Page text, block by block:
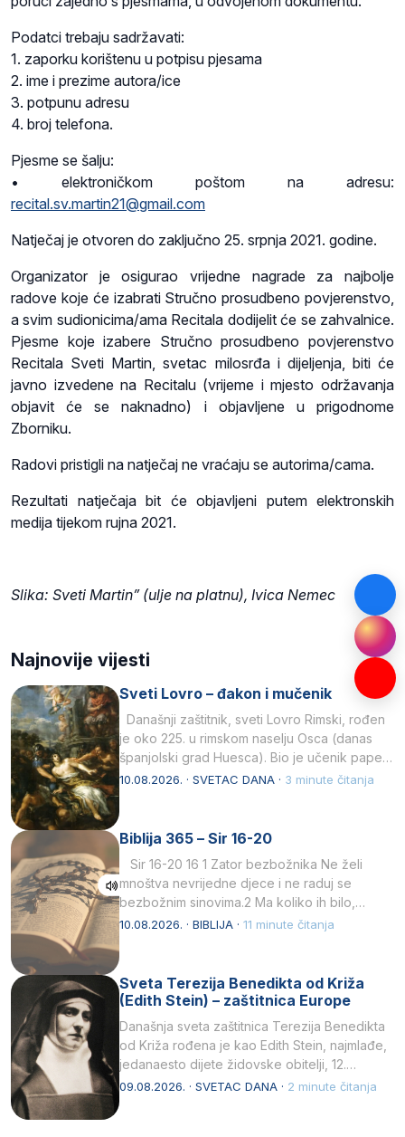
Podatci trebaju sadržavati:
1. zaporku korištenu u potpisu pjesama
2. ime i prezime autora/ice
3. potpunu adresu
4. broj telefona.
Pjesme se šalju:
• elektroničkom poštom na adresu:
recital.sv.martin21@gmail.com
Natječaj je otvoren do zaključno 25. srpnja 2021. godine.
Organizator je osigurao vrijedne nagrade za najbolje
radove koje će izabrati Stručno prosudbeno povjerenstvo,
a svim sudionicima/ama Recitala dodijelit će se zahvalnice.
Pjesme koje izabere Stručno prosudbeno povjerenstvo
Recitala Sveti Martin, svetac milosrđa i dijeljenja, biti će
javno izvedene na Recitalu (vrijeme i mjesto održavanja
objavit će se naknadno) i objavljene u prigodnome
Zborniku.
Radovi pristigli na natječaj ne vraćaju se autorima/cama.
Rezultati natječaja bit će objavljeni putem elektronskih
medija tijekom rujna 2021.
Slika: Sveti Martin” (ulje na platnu), Ivica Nemec
Najnovije vijesti
Sveti Lovro – đakon i mučenik
Današnji zaštitnik, sveti Lovro Rimski, rođen
je oko 225. u rimskom naselju Osca (danas
španjolski grad Huesca). Bio je učenik pape…
10.08.2026. · SVETAC DANA · 3 minute čitanja
Biblija 365 – Sir 16-20
Sir 16-20 16 1 Zator bezbožnika Ne želi
mnoštva nevrijedne djece i ne raduj se
bezbožnim sinovima.2 Ma koliko ih bilo,…
10.08.2026. · BIBLIJA · 11 minute čitanja
Sveta Terezija Benedikta od Križa
(Edith Stein) – zaštitnica Europe
Današnja sveta zaštitnica Terezija Benedikta
od Križa rođena je kao Edith Stein, najmlađe,
jedanaesto dijete židovske obitelji, 12.
listopada 1891, u Wrocławu…
09.08.2026. · SVETAC DANA · 2 minute čitanja